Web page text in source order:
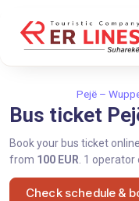
Pejë –
Bus ticket
Book your bus ticket
from 100 EUR . 1
Check schedule &